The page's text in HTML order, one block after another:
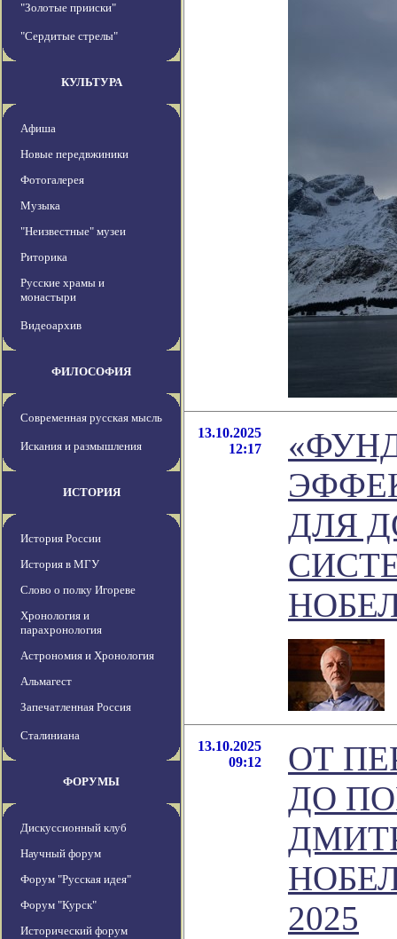
"Золотые прииски"
"Сердитые стрелы"
КУЛЬТУРА
Афиша
Новые передвжиники
Фотогалерея
Музыка
"Неизвестные" музеи
Риторика
Русские храмы и
монастыри
Видеоархив
ФИЛОСОФИЯ
Современная русская мысль
Искания и размышления
ИСТОРИЯ
История России
История в МГУ
Слово о полку Игореве
Хронология и
парахронология
Астрономия и Хронология
Альмагест
Запечатленная Россия
Сталиниана
ФОРУМЫ
Дискуссионный клуб
Научный форум
Форум "Русская идея"
Форум "Курск"
Исторический форум
13.10.2025
12:17
ДЛЯ
13.10.2025
09:12
ОТ
ДО
2025